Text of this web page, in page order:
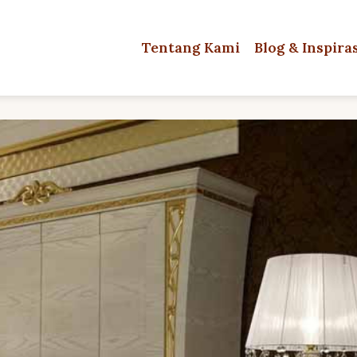
Tentang Kami Blog &